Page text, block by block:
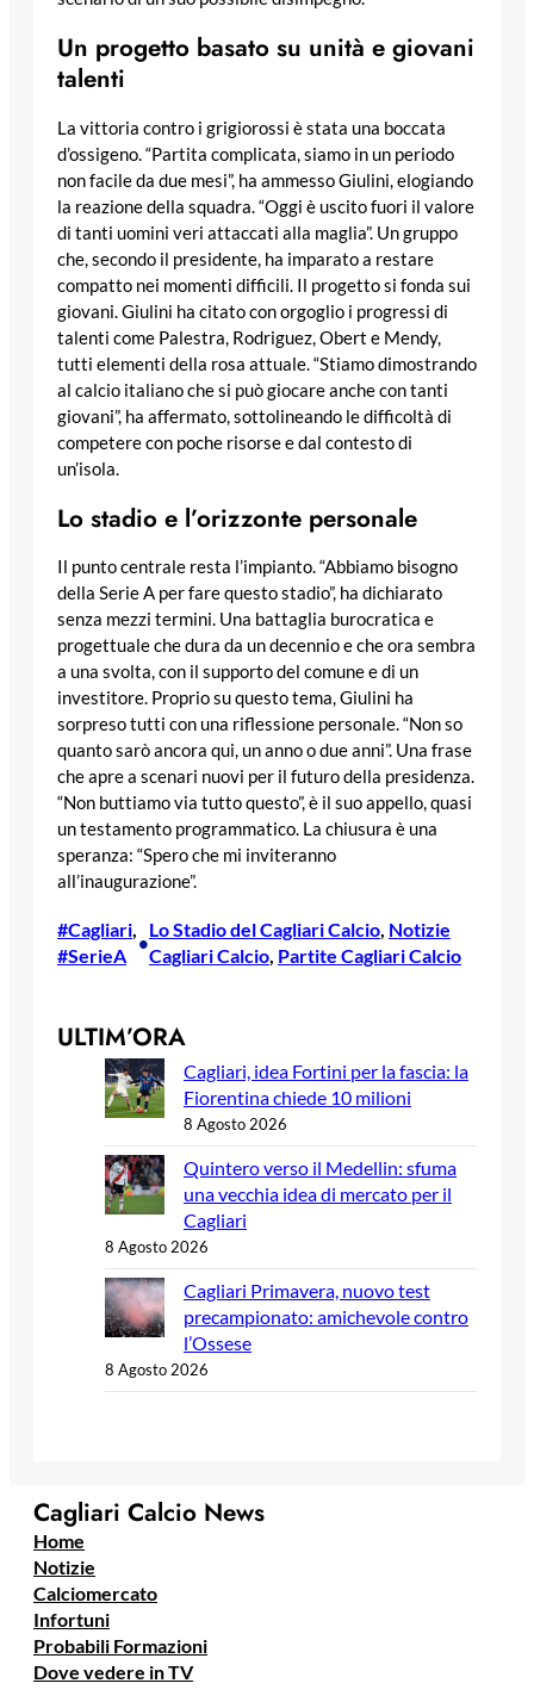
Un progetto basato su unità e giovani
talenti
La vittoria contro i grigiorossi è stata una boccata
d’ossigeno. “Partita complicata, siamo in un periodo
non facile da due mesi”, ha ammesso Giulini, elogiando
la reazione della squadra. “Oggi è uscito fuori il valore
di tanti uomini veri attaccati alla maglia”. Un gruppo
che, secondo il presidente, ha imparato a restare
compatto nei momenti difficili. Il progetto si fonda sui
giovani. Giulini ha citato con orgoglio i progressi di
talenti come Palestra, Rodriguez, Obert e Mendy,
tutti elementi della rosa attuale. “Stiamo dimostrando
al calcio italiano che si può giocare anche con tanti
giovani”, ha affermato, sottolineando le difficoltà di
competere con poche risorse e dal contesto di
un’isola.
Lo stadio e l’orizzonte personale
Il punto centrale resta l’impianto. “Abbiamo bisogno
della Serie A per fare questo stadio”, ha dichiarato
senza mezzi termini. Una battaglia burocratica e
progettuale che dura da un decennio e che ora sembra
a una svolta, con il supporto del comune e di un
investitore. Proprio su questo tema, Giulini ha
sorpreso tutti con una riflessione personale. “Non so
quanto sarò ancora qui, un anno o due anni”. Una frase
che apre a scenari nuovi per il futuro della presidenza.
“Non buttiamo via tutto questo”, è il suo appello, quasi
un testamento programmatico. La chiusura è una
speranza: “Spero che mi inviteranno
all’inaugurazione”.
#Cagliari
#SerieA
•
Lo Stadio del Cagliari Calcio, Notizie
Cagliari Calcio, Partite Cagliari Calcio
ULTIM’ORA
Cagliari, idea Fortini per la fascia: la
Fiorentina chiede 10 milioni
8 Agosto 2026
Quintero verso il Medellin: sfuma
una vecchia idea di mercato per il
Cagliari
8 Agosto 2026
Cagliari Primavera, nuovo test
precampionato: amichevole contro
l’Ossese
8 Agosto 2026
Cagliari Calcio News
Home
Notizie
Calciomercato
Infortuni
Probabili Formazioni
Dove vedere in TV